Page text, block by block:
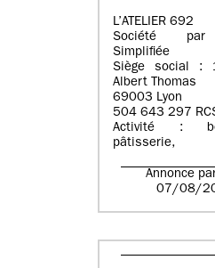
L’ATELIER 692
Société par
Simplifiée
Siège social :
Albert Thomas
69003 Lyon
504 643 297
Activité :
pâtisserie,
Annonce
07/08/